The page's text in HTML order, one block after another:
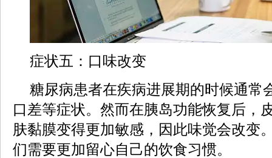
症状五：口味改变
糖尿病患者在疾病进展期的时候通常
口差等症状。然而在胰岛功能恢复后，
肤黏膜变得更加敏感，因此味觉会改变
们需要更加留心自己的饮食习惯。